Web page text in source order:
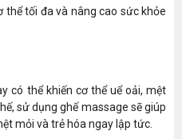
thể tối đa và nâng cao sức khỏe
có thể khiến cơ thể uể oải, mệt
sử dụng ghế massage sẽ giúp
mỏi và trẻ hóa ngay lập tức.